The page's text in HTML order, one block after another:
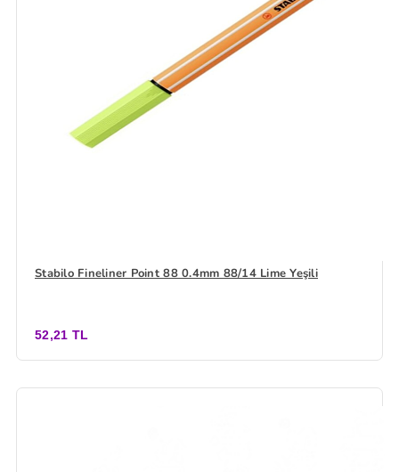
Stabilo Fineliner Point 88 0.4mm 88/14 Lime Yeşili
52,21 TL